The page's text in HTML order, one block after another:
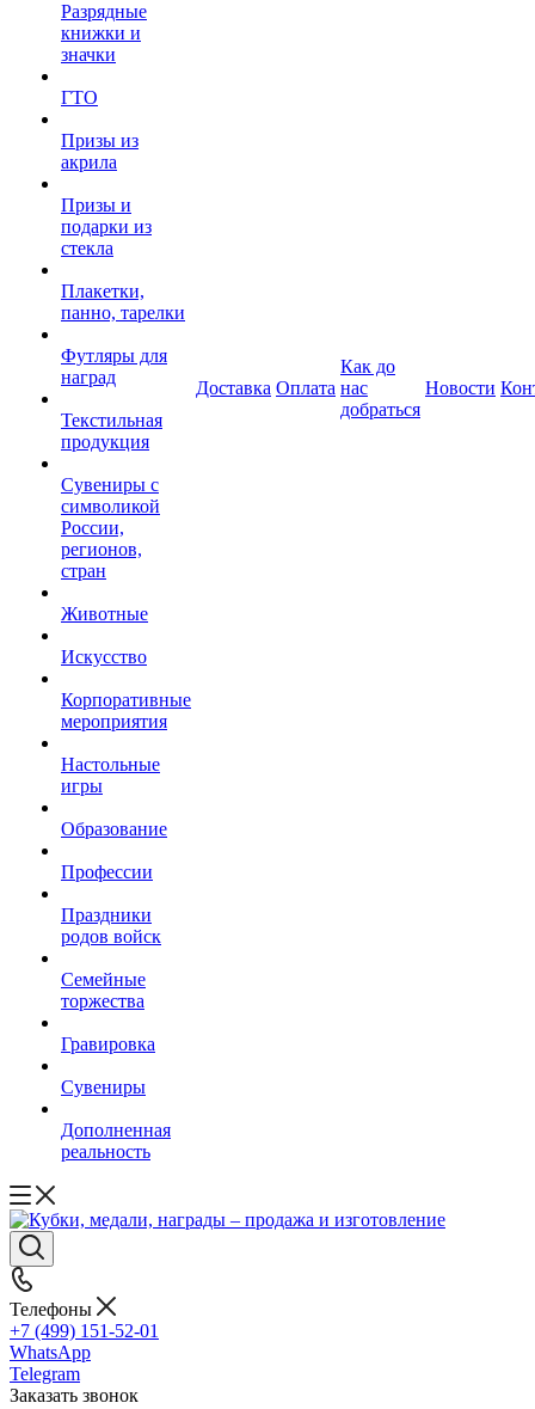
Разрядные
книжки и
значки
ГТО
Призы из
акрила
Призы и
подарки из
стекла
Плакетки,
панно, тарелки
Футляры для
наград
Текстильная
продукция
Сувениры с
символикой
России,
регионов,
стран
Животные
Искусство
Корпоративные
мероприятия
Настольные
игры
Образование
Профессии
Праздники
родов войск
Семейные
торжества
Гравировка
Сувениры
Дополненная
реальность
Доставка Оплата
Как до
нас
добраться
Новости
Телефоны
+7 (499) 151-52-01
WhatsApp
Telegram
Заказать звонок